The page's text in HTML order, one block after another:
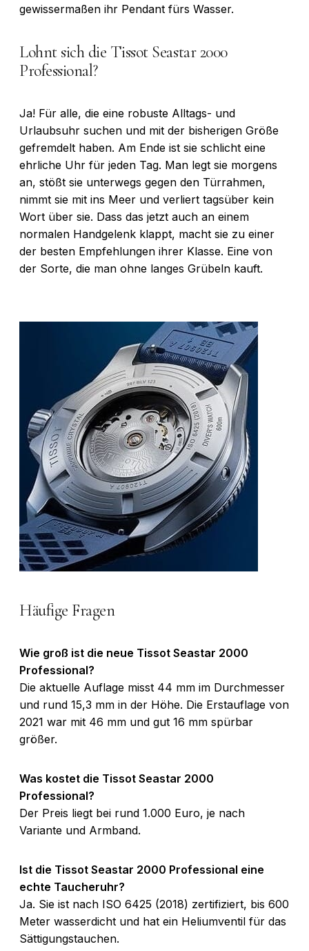
gewissermaßen ihr Pendant fürs Wasser.
Lohnt sich die Tissot Seastar 2000
Professional?
Ja! Für alle, die eine robuste Alltags- und
Urlaubsuhr suchen und mit der bisherigen Größe
gefremdelt haben. Am Ende ist sie schlicht eine
ehrliche Uhr für jeden Tag. Man legt sie morgens
an, stößt sie unterwegs gegen den Türrahmen,
nimmt sie mit ins Meer und verliert tagsüber kein
Wort über sie. Dass das jetzt auch an einem
normalen Handgelenk klappt, macht sie zu einer
der besten Empfehlungen ihrer Klasse. Eine von
der Sorte, die man ohne langes Grübeln kauft.
Häufige Fragen
Wie groß ist die neue Tissot Seastar 2000
Professional?
Die aktuelle Auflage misst 44 mm im Durchmesser
und rund 15,3 mm in der Höhe. Die Erstauflage von
2021 war mit 46 mm und gut 16 mm spürbar
größer.
Was kostet die Tissot Seastar 2000
Professional?
Der Preis liegt bei rund 1.000 Euro, je nach
Variante und Armband.
Ist die Tissot Seastar 2000 Professional eine
echte Taucheruhr?
Ja. Sie ist nach ISO 6425 (2018) zertifiziert, bis 600
Meter wasserdicht und hat ein Heliumventil für das
Sättigungstauchen.